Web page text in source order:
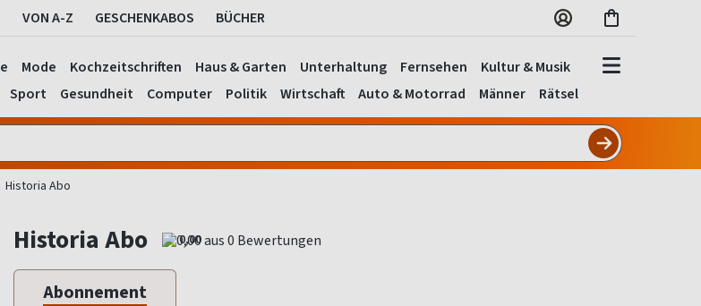
VON A-Z GESCHENKABOS BÜCHER
Mode Kochzeitschriften Haus & Garten Unterhaltung Fernsehen
Kultur & Musik
Sport Gesundheit Computer Politik Wirtschaft Auto & Motorrad Männer Rätsel
Historia Abo
Historia Abo 0,00
Abonnement